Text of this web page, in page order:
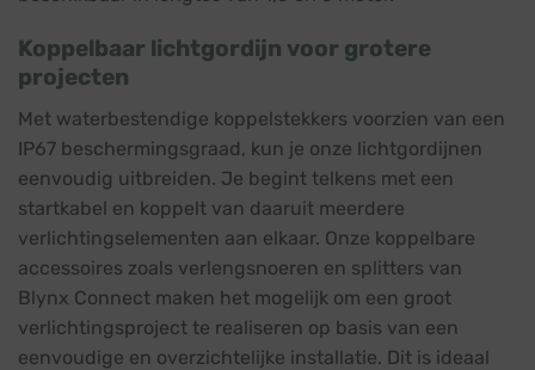
Koppelbaar lichtgordijn voor grotere
projecten
Met waterbestendige koppelstekkers voorzien van een
IP67 beschermingsgraad, kun je onze lichtgordijnen
eenvoudig uitbreiden. Je begint telkens met een
startkabel en koppelt van daaruit meerdere
verlichtingselementen aan elkaar. Onze koppelbare
accessoires zoals verlengsnoeren en splitters van
Blynx Connect maken het mogelijk om een groot
verlichtingsproject te realiseren op basis van een
eenvoudige en overzichtelijke installatie. Dit is ideaal